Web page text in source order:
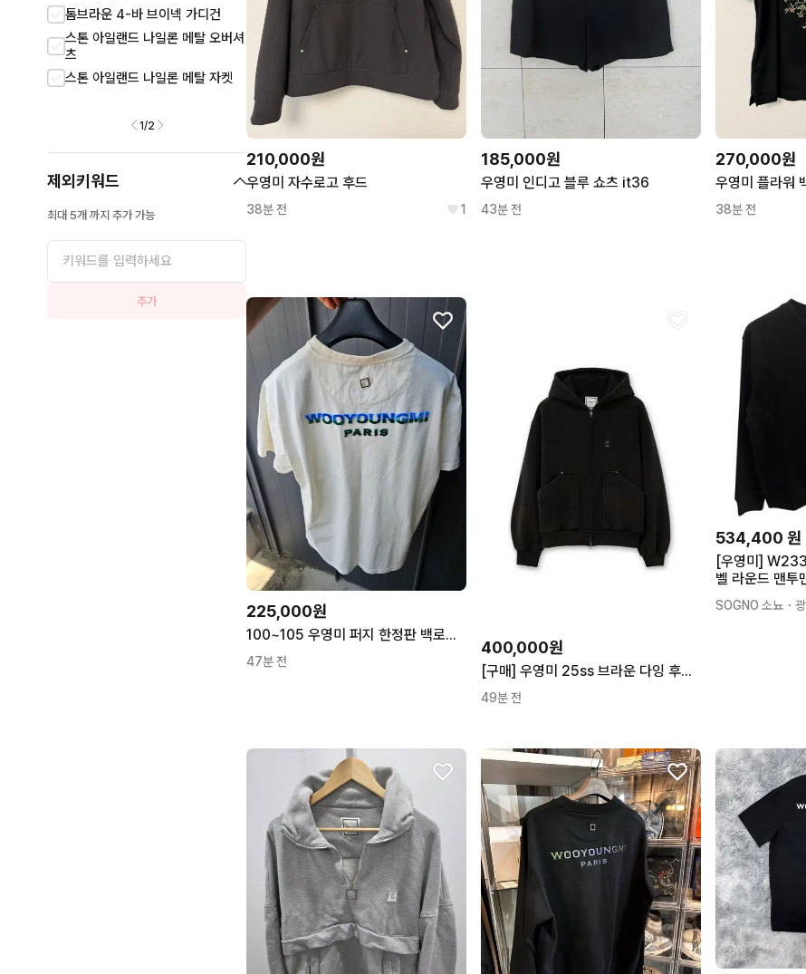
톰브라운 4-바 브이넥 가디건
스톤 아일랜드 나일론 메탈 오버셔
츠
스톤 아일랜드 나일론 메탈 자켓
1/2
제외키워드
최대 5개 까지 추가 가능
추가
210,000원
우영미 자수로고 후드
38분 전 1
185,000원
우영미 인디고 블루 쇼츠 it36
43분 전
270,000원
우영미 플라워
38분 전
225,000원
100~105 우영미 퍼지 한정판 백로고 반팔티 48
47분 전
400,000원
[구매] 우영미 25ss 브라운 다잉 후드 집업 46, 48
49분 전
534,400 원
[우영미]
벨 라운드 맨투
SOGNO 소뇨 ・